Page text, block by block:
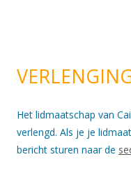
Het lidmaatschap van
verlengd. Als je je
bericht sturen naar de